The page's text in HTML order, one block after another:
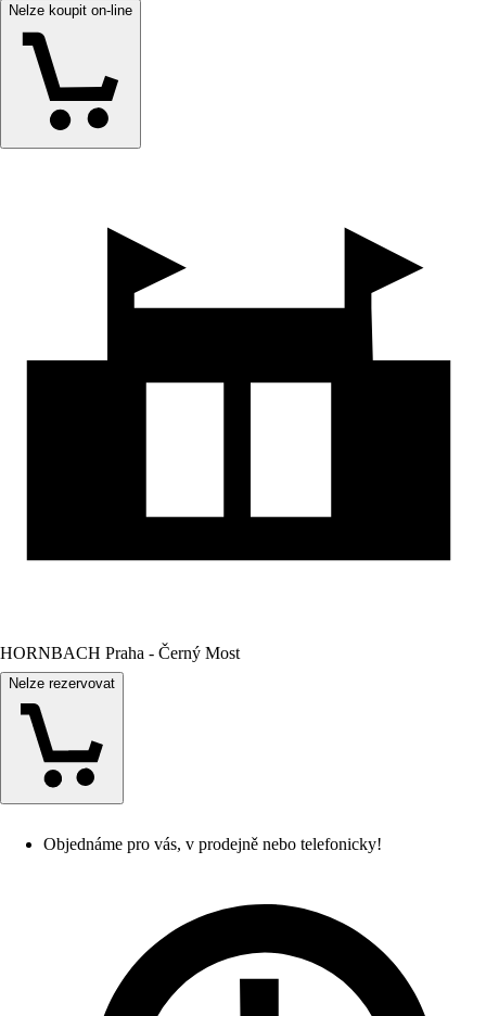
Nelze koupit on-line
HORNBACH Praha - Černý Most
Nelze rezervovat
Objednáme pro vás, v prodejně nebo telefonicky!